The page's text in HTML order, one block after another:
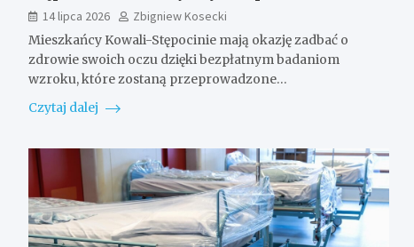
14 lipca 2026
Zbigniew Kosecki
Mieszkańcy Kowali-Stępocinie mają okazję zadbać o
zdrowie swoich oczu dzięki bezpłatnym badaniom
wzroku, które zostaną przeprowadzone…
Czytaj dalej